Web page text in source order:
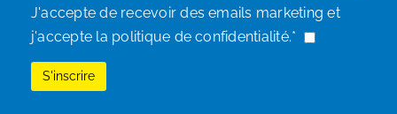
J'accepte de recevoir des emails marketing et
j'accepte la politique de confidentialité.*